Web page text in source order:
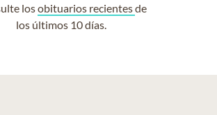
losobituarios recientesde
los últimos 10 días.